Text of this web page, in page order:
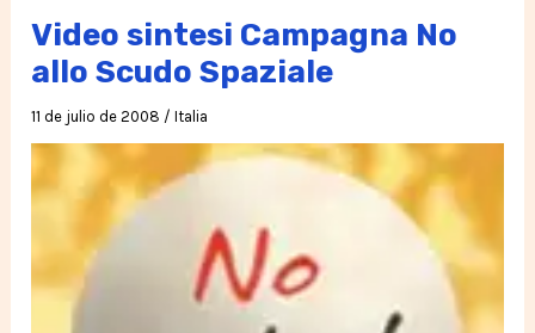
Paz
la
Noviolencia
Video sintesi Campagna No
allo Scudo Spaziale
11 de julio de 2008 /Italia